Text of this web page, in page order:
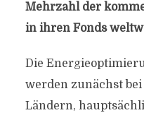
Mehrzahl der
in ihren Fonds
Die
werden zunächst
Ländern,